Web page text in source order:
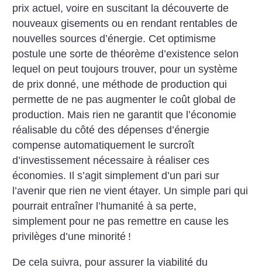
prix actuel, voire en suscitant la découverte de
nouveaux gisements ou en rendant rentables de
nouvelles sources d’énergie. Cet optimisme
postule une sorte de théorème d’existence selon
lequel on peut toujours trouver, pour un système
de prix donné, une méthode de production qui
permette de ne pas augmenter le coût global de
production. Mais rien ne garantit que l’économie
réalisable du côté des dépenses d’énergie
compense automatiquement le surcroît
d’investissement nécessaire à réaliser ces
économies. Il s’agit simplement d’un pari sur
l’avenir que rien ne vient étayer. Un simple pari qui
pourrait entraîner l’humanité à sa perte,
simplement pour ne pas remettre en cause les
privilèges d’une minorité !
De cela suivra, pour assurer la viabilité du